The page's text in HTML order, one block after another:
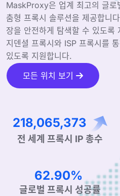
MaskProxy은 업계 최고의 글로
춤형 프록시 솔루션을 제공합니
장을 안전하게 탐색할 수 있도록
지덴셜 프록시와 ISP 프록시를
있도록 지원합니다.
모든 위치 보기
336,794,251
전 세계 프록시 IP 총수
97.15%
글로벌 프록시 성공률